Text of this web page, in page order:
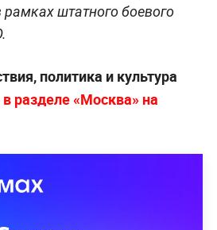
штатного боевого
политика и культура
в разделе «Москва» на